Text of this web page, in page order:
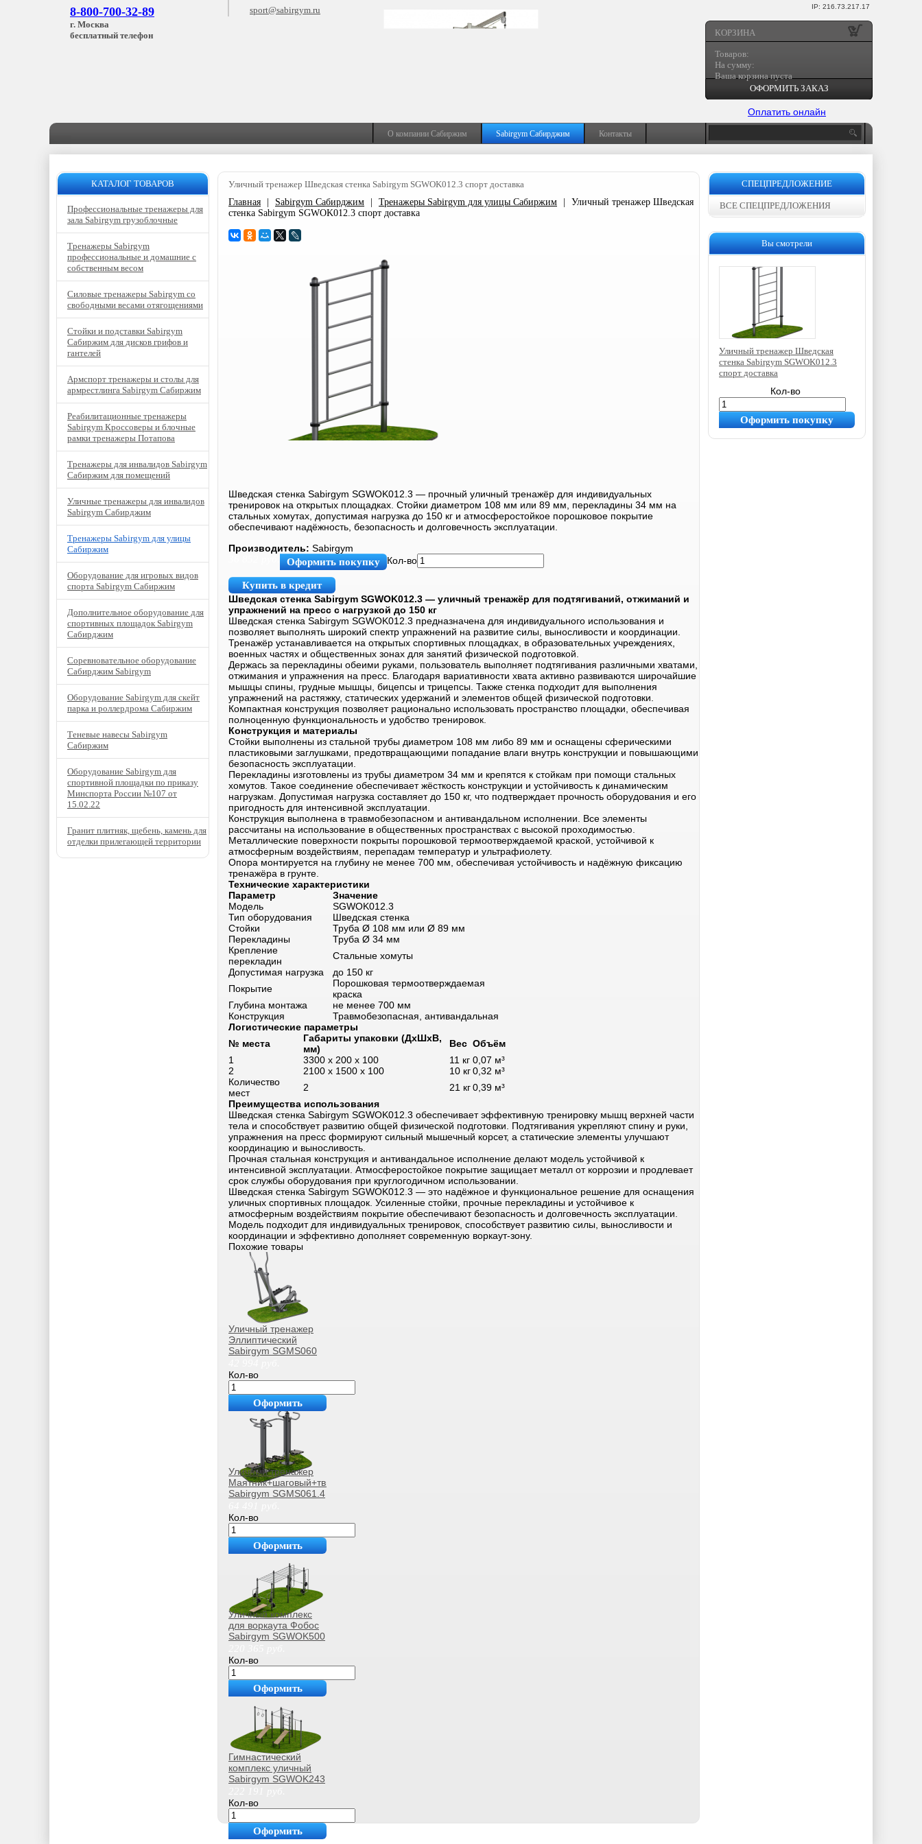
IP: 216.73.217.17
8-800-700-32-89
г. Москва
бесплатный телефон
sport@sabirgym.ru
КОРЗИНА
Товаров:
На сумму:
Ваша корзина пуста
ОФОРМИТЬ ЗАКАЗ
Оплатить онлайн
О компании Сабиржим Sabirgym Сабирджим Контакты
Уличный тренажер Шведская стенка Sabirgym SGWOK012.3 спорт доставка
Главная
Sabirgym Сабирджим Тренажеры Sabirgym для улицы Сабиржим
Уличный тренажер Шведская
стенка Sabirgym SGWOK012.3 спорт доставка
Шведская стенка Sabirgym SGWOK012.3 — прочный уличный тренажёр для индивидуальных
тренировок на открытых площадках. Стойки диаметром 108 мм или 89 мм, перекладины 34 мм на
стальных хомутах, допустимая нагрузка до 150 кг и атмосферостойкое порошковое покрытие
обеспечивают надёжность, безопасность и долговечность эксплуатации.
Производитель: Sabirgym
Кол-во
Оформить покупку
Купить в кредит
Шведская стенка Sabirgym SGWOK012.3 — уличный тренажёр для подтягиваний, отжиманий и
упражнений на пресс с нагрузкой до 150 кг
Шведская стенка Sabirgym SGWOK012.3 предназначена для индивидуального использования и
позволяет выполнять широкий спектр упражнений на развитие силы, выносливости и координации.
Тренажёр устанавливается на открытых спортивных площадках, в образовательных учреждениях,
военных частях и общественных зонах для занятий физической подготовкой.
Держась за перекладины обеими руками, пользователь выполняет подтягивания различными хватами,
отжимания и упражнения на пресс. Благодаря вариативности хвата активно развиваются широчайшие
мышцы спины, грудные мышцы, бицепсы и трицепсы. Также стенка подходит для выполнения
упражнений на растяжку, статических удержаний и элементов общей физической подготовки.
Компактная конструкция позволяет рационально использовать пространство площадки, обеспечивая
полноценную функциональность и удобство тренировок.
Конструкция и материалы
Стойки выполнены из стальной трубы диаметром 108 мм либо 89 мм и оснащены сферическими
пластиковыми заглушками, предотвращающими попадание влаги внутрь конструкции и повышающими
безопасность эксплуатации.
Перекладины изготовлены из трубы диаметром 34 мм и крепятся к стойкам при помощи стальных
хомутов. Такое соединение обеспечивает жёсткость конструкции и устойчивость к динамическим
нагрузкам. Допустимая нагрузка составляет до 150 кг, что подтверждает прочность оборудования и его
пригодность для интенсивной эксплуатации.
Конструкция выполнена в травмобезопасном и антивандальном исполнении. Все элементы
рассчитаны на использование в общественных пространствах с высокой проходимостью.
Металлические поверхности покрыты порошковой термоотверждаемой краской, устойчивой к
атмосферным воздействиям, перепадам температур и ультрафиолету.
Опора монтируется на глубину не менее 700 мм, обеспечивая устойчивость и надёжную фиксацию
тренажёра в грунте.
Технические характеристики
Параметр
Значение
Модель
SGWOK012.3
Тип оборудования
Шведская стенка
Стойки
Труба Ø 108 мм или Ø 89 мм
Перекладины
Труба Ø 34 мм
Крепление
перекладин
Стальные хомуты
Допустимая нагрузка
до 150 кг
Покрытие
Порошковая термоотверждаемая
краска
Глубина монтажа
не менее 700 мм
Конструкция
Травмобезопасная, антивандальная
Логистические параметры
№ места
Габариты упаковки (ДхШхВ,
мм)
Вес Объём
1
3300 x 200 x 100 11 кг 0,07 м³
2
2100 x 1500 x 100 10 кг0,32 м³
Количество
мест
2 21 кг0,39 м³
Преимущества использования
Шведская стенка Sabirgym SGWOK012.3 обеспечивает эффективную тренировку мышц верхней части
тела и способствует развитию общей физической подготовки. Подтягивания укрепляют спину и руки,
упражнения на пресс формируют сильный мышечный корсет, а статические элементы улучшают
координацию и выносливость.
Прочная стальная конструкция и антивандальное исполнение делают модель устойчивой к
интенсивной эксплуатации. Атмосферостойкое покрытие защищает металл от коррозии и продлевает
срок службы оборудования при круглогодичном использовании.
Шведская стенка Sabirgym SGWOK012.3 — это надёжное и функциональное решение для оснащения
уличных спортивных площадок. Усиленные стойки, прочные перекладины и устойчивое к
атмосферным воздействиям покрытие обеспечивают безопасность и долговечность эксплуатации.
Модель подходит для индивидуальных тренировок, способствует развитию силы, выносливости и
координации и эффективно дополняет современную воркаут-зону.
Похожие товары
Уличный тренажер
Эллиптический
Sabirgym SGMS060
Кол-во
Оформить
покупку
Уличный тренажер
Маятник+шаговый+твистер
Sabirgym SGMS061.4
Кол-во
Оформить
покупку
Уличный комплекс
для воркаута Фобос
Sabirgym SGWOK500
Кол-во
Оформить
покупку
Гимнастический
комплекс уличный
Sabirgym SGWOK243
Кол-во
Оформить
КАТАЛОГ ТОВАРОВ
Профессиональные тренажеры для
зала Sabirgym грузоблочные
Тренажеры Sabirgym
профессиональные и домашние с
собственным весом
Силовые тренажеры Sabirgym со
свободными весами отягощениями
Стойки и подставки Sabirgym
Сабиржим для дисков грифов и
гантелей
Армспорт тренажеры и столы для
армрестлинга Sabirgym Сабиржим
Реабилитационные тренажеры
Sabirgym Кроссоверы и блочные
рамки тренажеры Потапова
Тренажеры для инвалидов Sabirgym
Сабиржим для помещений
Уличные тренажеры для инвалидов
Sabirgym Сабирджим
Тренажеры Sabirgym для улицы
Сабиржим
Оборудование для игровых видов
спорта Sabirgym Сабиржим
Дополнительное оборудование для
спортивных площадок Sabirgym
Сабирджим
Соревновательное оборудование
Сабирджим Sabirgym
Оборудование Sabirgym для скейт
парка и роллердрома Сабиржим
Теневые навесы Sabirgym
Сабиржим
Оборудование Sabirgym для
спортивной площадки по приказу
Минспорта России №107 от
15.02.22
Гранит плитняк, щебень, камень для
отделки прилегающей территории
СПЕЦПРЕДЛОЖЕНИЕ
ВСЕ СПЕЦПРЕДЛОЖЕНИЯ
Вы смотрели
Уличный тренажер Шведская
стенка Sabirgym SGWOK012.3
спорт доставка
Кол-во
Оформить покупку